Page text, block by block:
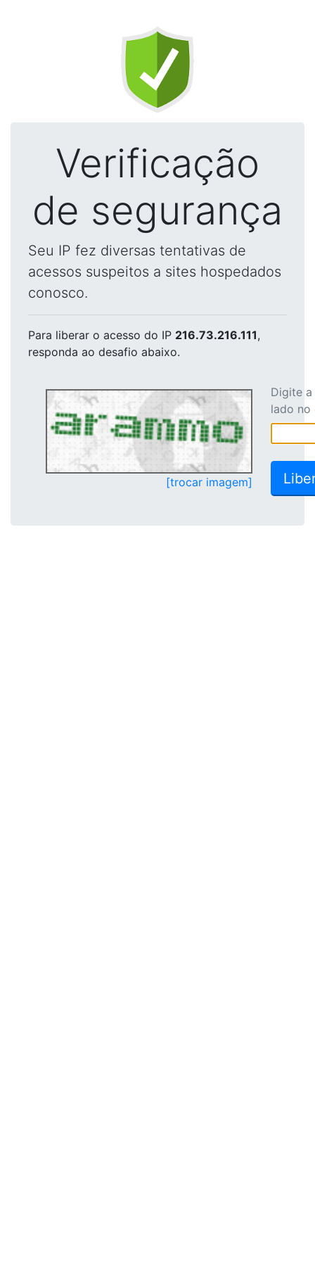
Verificação
de segurança
Seu IP fez diversas tentativas de
acessos suspeitos a sites hospedados
conosco.
Para liberar o acesso do IP 216.73.216.111,
responda ao desafio abaixo.
[trocar imagem]
Digite
lado no